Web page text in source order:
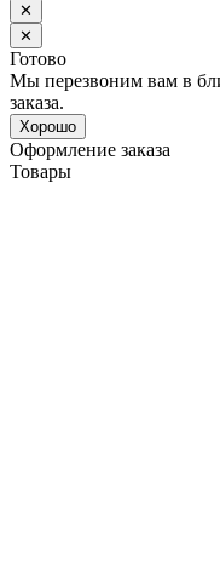
✕
✕
Готово
Мы перезвоним вам в
заказа.
Хорошо
Оформление заказа
Товары